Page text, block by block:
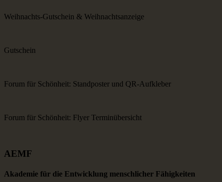
Weihnachts-Gutschein & Weihnachtsanzeige
Gutschein
Forum für Schönheit: Standposter und QR-Aufkleber
Forum für Schönheit: Flyer Terminübersicht
AEMF
Akademie für die Entwicklung menschlicher Fähigkeiten